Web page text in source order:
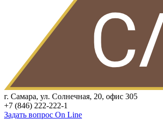
г. Самара, ул. Солнечная, 20, офис 305
+7 (846) 222-222-1
Задать вопрос On Line